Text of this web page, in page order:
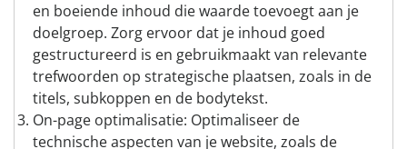
en boeiende inhoud die waarde toevoegt aan je
doelgroep. Zorg ervoor dat je inhoud goed
gestructureerd is en gebruikmaakt van relevante
trefwoorden op strategische plaatsen, zoals in de
titels, subkoppen en de bodytekst.
On-page optimalisatie: Optimaliseer de
technische aspecten van je website, zoals de